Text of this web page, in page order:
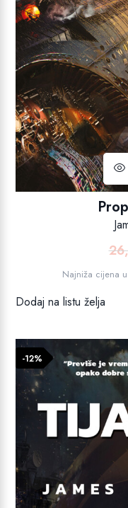
Najniža cijena
Dodaj na listu želja
-12%